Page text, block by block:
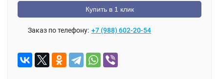
Купить в 1 клик
Заказ по телефону: +7 (988) 602-20-54